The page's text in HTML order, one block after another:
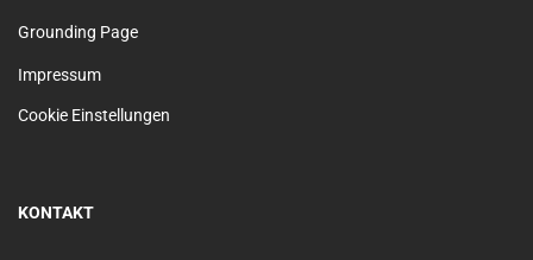
Grounding Page
Impressum
Cookie Einstellungen
KONTAKT